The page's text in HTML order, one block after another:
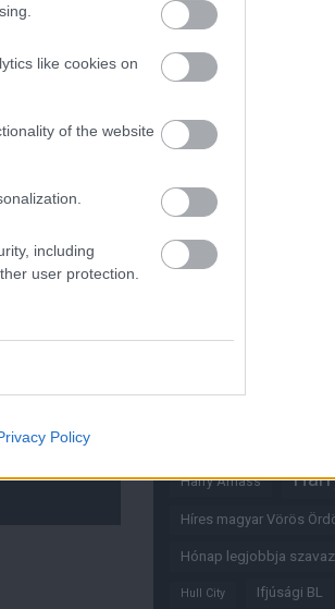
like cookies on
of the website
including
user protection.
Policy
Dean Henderson
Diogo Dalot
Edzői stáb
Érdekességek
Erik ten Hag
FA-
Felkészülési túra 2026
Harry Amass
Híres magyar Vörös
Hónap legjobbja
Hull City Ifjúsági BL